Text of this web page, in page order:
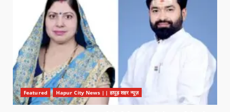
Featured Hapur City News || हापुड़ शहर न्यूज़